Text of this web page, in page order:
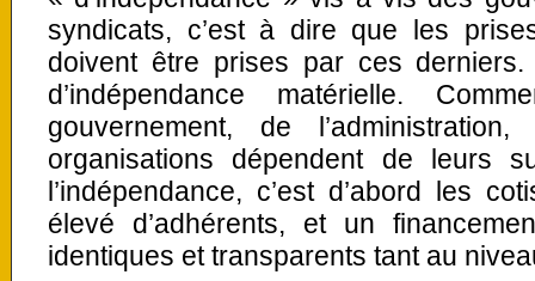
syndicats, c’est à dire que les
doivent être prises par ces
d’indépendance matérielle.
gouvernement, de
organisations dépendent de leurs
l’indépendance, c’est d’abord les
élevé d’adhérents, et un
identiques et transparents tant au